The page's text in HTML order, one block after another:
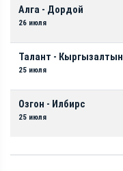
Алга - Дордой
26 июля
Талант - Кыргызалтын
25 июля
Озгон - Илбирс
25 июля